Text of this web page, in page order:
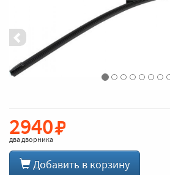
2940
два дворника
Добавить в корзину